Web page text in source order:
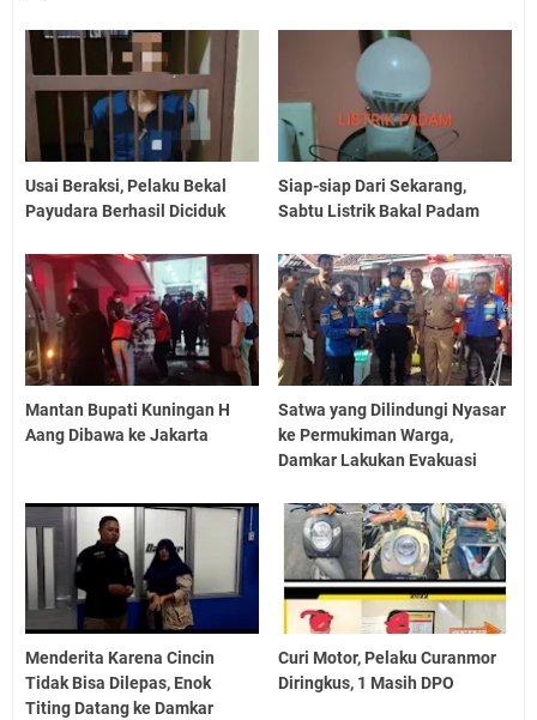
Usai Beraksi, Pelaku Bekal
Payudara Berhasil Diciduk
Siap-siap Dari Sekarang,
Sabtu Listrik Bakal Padam
Mantan Bupati Kuningan H
Aang Dibawa ke Jakarta
Satwa yang Dilindungi Nyasar
ke Permukiman Warga,
Damkar Lakukan Evakuasi
Menderita Karena Cincin
Tidak Bisa Dilepas, Enok
Titing Datang ke Damkar
Curi Motor, Pelaku Curanmor
Diringkus, 1 Masih DPO